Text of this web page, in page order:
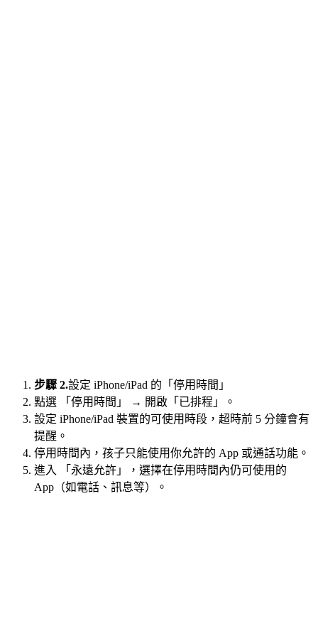
步驟 2.設定 iPhone/iPad 的「停用時間」
點選 「停用時間」 → 開啟「已排程」。
設定 iPhone/iPad 裝置的可使用時段，超時前 5 分鐘會有
提醒。
停用時間內，孩子只能使用你允許的 App 或通話功能。
進入 「永遠允許」，選擇在停用時間內仍可使用的
App（如電話、訊息等）。